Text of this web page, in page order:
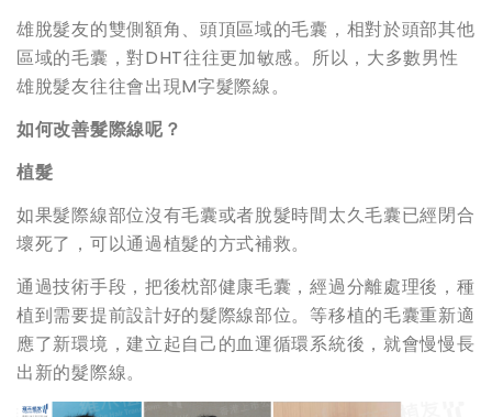
雄脫髮友的雙側額角、頭頂區域的毛囊，相對於頭部其他
區域的毛囊，對DHT往往更加敏感。所以，大多數男性
雄脫髮友往往會出現M字髮際線。
如何改善髮際線呢？
植髮
如果髮際線部位沒有毛囊或者脫髮時間太久毛囊已經閉合
壞死了，可以通過植髮的方式補救。
通過技術手段，把後枕部健康毛囊，經過分離處理後，種
植到需要提前設計好的髮際線部位。等移植的毛囊重新適
應了新環境，建立起自己的血運循環系統後，就會慢慢長
出新的髮際線。